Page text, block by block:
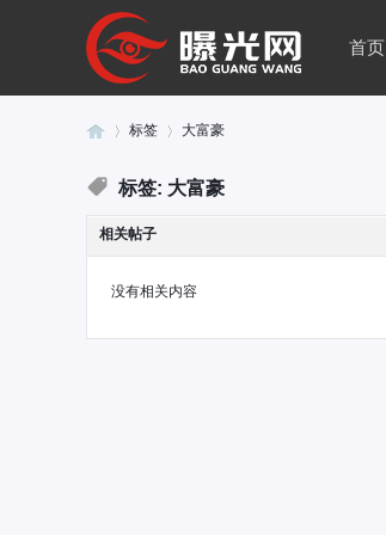
首页
曝 ›
标签 大富豪
标签: 大富豪
相关帖子
没有相关内容